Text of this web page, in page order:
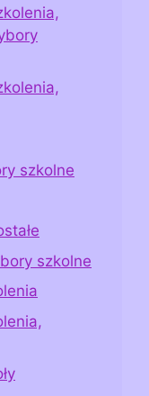
szkolne
szkolne